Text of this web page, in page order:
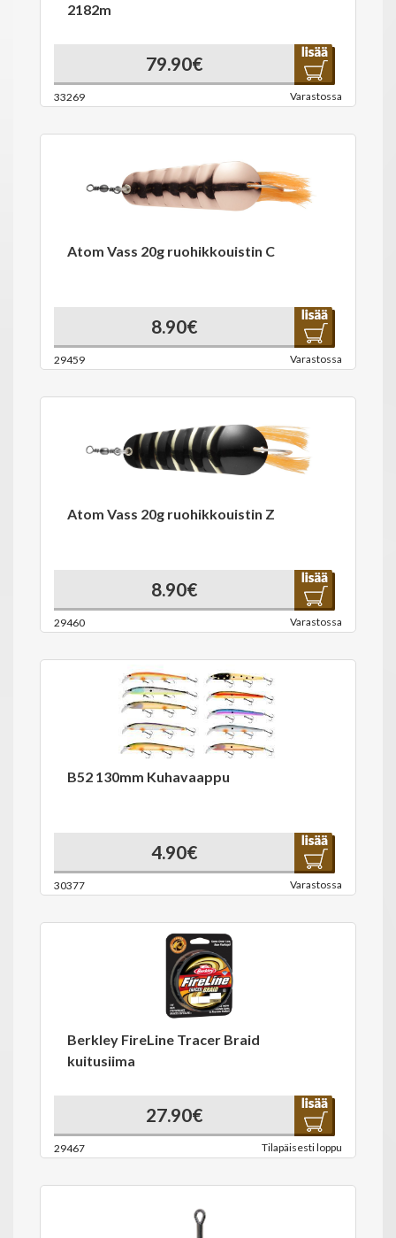
2182m
79.90€
33269 Varastossa
Atom Vass 20g ruohikkouistin C
8.90€
29459 Varastossa
Atom Vass 20g ruohikkouistin Z
8.90€
29460 Varastossa
B52 130mm Kuhavaappu
4.90€
30377 Varastossa
Berkley FireLine Tracer Braid
kuitusiima
27.90€
29467 Tilapäisesti loppu